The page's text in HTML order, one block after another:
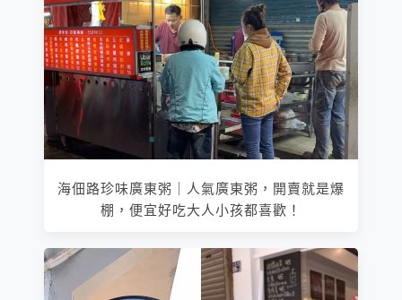
海佃路珍味廣東粥｜人氣廣東粥，開賣就是爆
棚，便宜好吃大人小孩都喜歡！